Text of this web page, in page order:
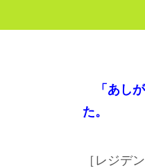
「あし
た。
［レジデ